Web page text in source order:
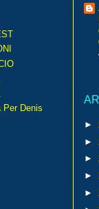
Per Denis
►
►
►
►
►